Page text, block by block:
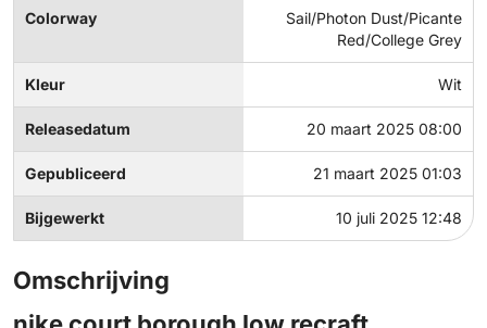
Colorway
Sail/Photon Dust/Picante
Red/College Grey
Kleur Wit
Releasedatum 20 maart 2025 08:00
Gepubliceerd 21 maart 2025 01:03
Bijgewerkt 10 juli 2025 12:48
Omschrijving